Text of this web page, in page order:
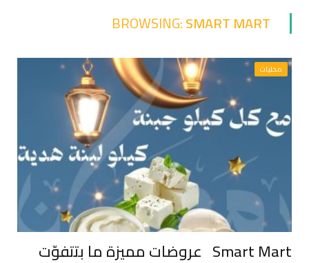
BROWSING:SMART MART
محليات
Smart Mart عروضات مميزة ما بتتفوّت